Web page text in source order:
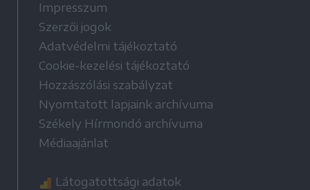
Impresszum
Szerzői jogok
Adatvédelmi tájékoztató
Cookie-kezelési tájékoztató
Hozzászólási szabályzat
Nyomtatott lapjaink archívuma
Székely Hírmondó archívuma
Médiaajánlat
Látogatottsági adatok